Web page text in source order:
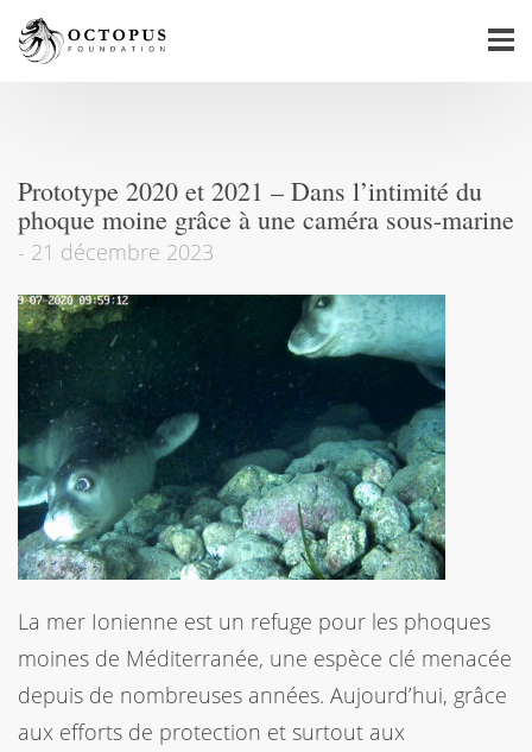
Prototype 2020 et 2021 – Dans l’intimité du
phoque moine grâce à une caméra sous-marine
- 21 décembre 2023
La mer Ionienne est un refuge pour les phoques
moines de Méditerranée, une espèce clé menacée
depuis de nombreuses années. Aujourd’hui, grâce
aux efforts de protection et surtout aux